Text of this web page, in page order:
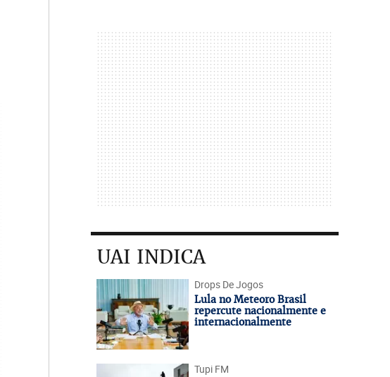
UAI INDICA
Drops De Jogos
Lula no Meteoro Brasil
repercute nacionalmente e
internacionalmente
Tupi FM